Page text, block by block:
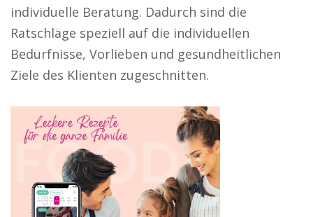
individuelle Beratung. Dadurch sind die
Ratschläge speziell auf die individuellen
Bedürfnisse, Vorlieben und gesundheitlichen
Ziele des Klienten zugeschnitten.